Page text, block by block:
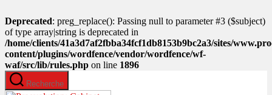
Deprecated: preg_replace(): Passing null to parameter #3 ($subject)
of type array|string is deprecated in
/home/clients/41a3d7af2fbba34fcf1db8153b9bc2a3/sites/
content/plugins/wordfence/vendor/wordfence/wf-
waf/src/lib/rules.php on line 1896
Aller
au
Recherche